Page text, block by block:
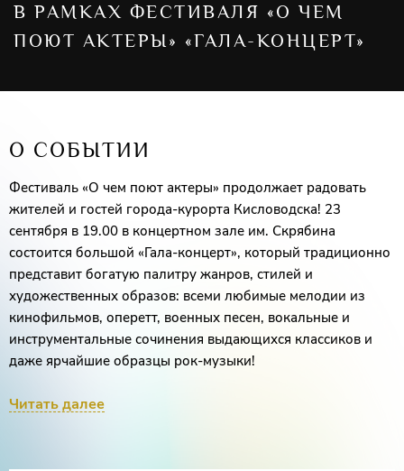
В РАМКАХ ФЕСТИВАЛЯ «О ЧЕМ
ПОЮТ АКТЕРЫ» «ГАЛА-КОНЦЕРТ»
О СОБЫТИИ
Фестиваль «О чем поют актеры» продолжает радовать
жителей и гостей города-курорта Кисловодска! 23
сентября в 19.00 в концертном зале им. Скрябина
состоится большой «Гала-концерт», который традиционно
представит богатую палитру жанров, стилей и
художественных образов: всеми любимые мелодии из
кинофильмов, оперетт, военных песен, вокальные и
инструментальные сочинения выдающихся классиков и
даже ярчайшие образцы рок-музыки!
Читать далее